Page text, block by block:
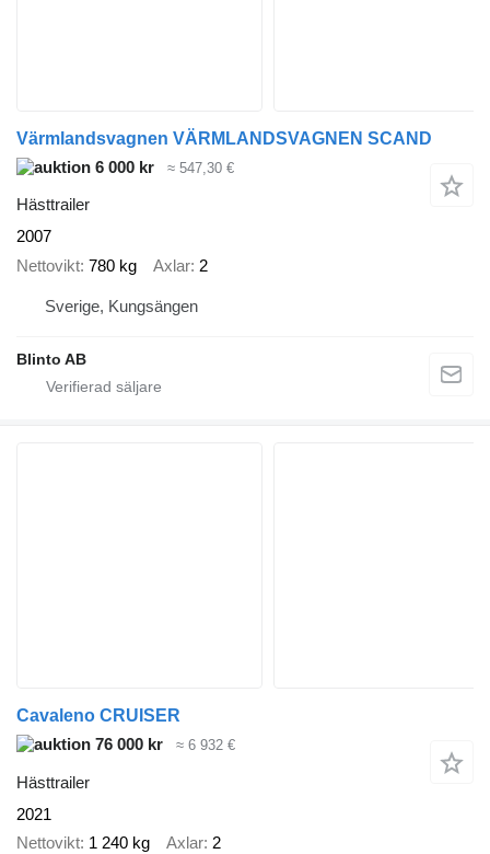
Värmlandsvagnen VÄRMLANDSVAGNEN SCAND
6 000 kr
≈ 547,30 €
Hästtrailer
2007
Nettovikt 780 kg Axlar 2
Sverige, Kungsängen
Blinto AB
Cavaleno CRUISER
76 000 kr
≈ 6 932 €
Hästtrailer
2021
Nettovikt 1 240 kg Axlar 2